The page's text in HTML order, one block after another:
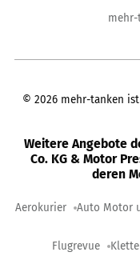
mehr-
© 2026 mehr-tanken
Weitere Angebote
Co. KG & Motor
deren
Aerokurier Auto Motor
Flugrevue